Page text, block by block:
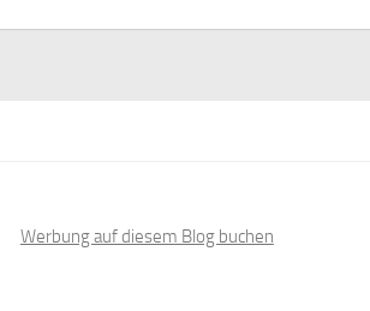
Werbung auf diesem Blog buchen